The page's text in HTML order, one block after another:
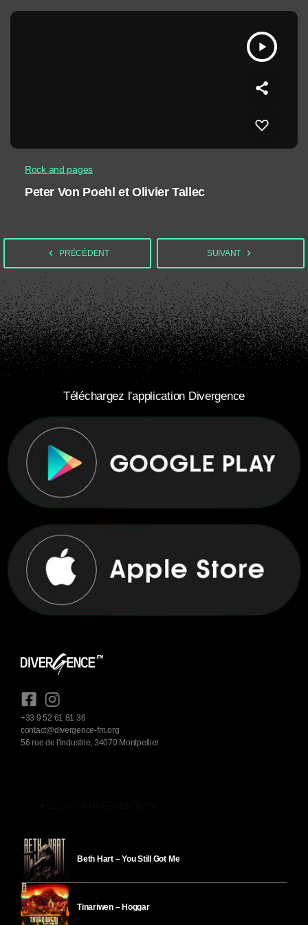
play_arrow
Rock and pages
Peter Von Poehl et Olivier Tallec
navigate_before PRÉCÉDENT SUIVANT navigate_next
Téléchargez l'application Divergence
+33 9 52 61 81 36
contact@divergence-fm.org
56 rue de l'industrie, 34070 Montpellier
Beth Hart – You Still Got Me
Tinariwen – Hoggar